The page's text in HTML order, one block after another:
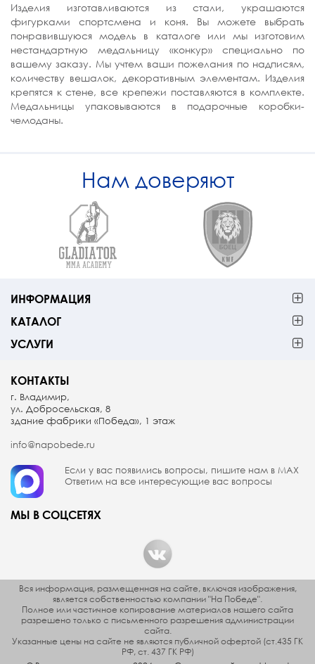
Изделия изготавливаются из стали, украшаются
фигурками спортсмена и коня. Вы можете выбрать
понравившуюся модель в каталоге или мы изготовим
нестандартную медальницу «конкур» специально по
вашему заказу. Мы учтем ваши пожелания по надписям,
количеству вешалок, декоративным элементам. Изделия
крепятся к стене, все крепежи поставляются в комплекте.
Медальницы упаковываются в подарочные коробки-
чемоданы.
Нам доверяют
ИНФОРМАЦИЯ
КАТАЛОГ
УСЛУГИ
КОНТАКТЫ
г. Владимир,
ул. Добросельская, 8
здание фабрики «Победа», 1 этаж
info@napobede.ru
Если у вас появились вопросы, пишите нам в МАX
Ответим на все интересующие вас вопросы
МЫ В СОЦСЕТЯХ
Вся информация, размещенная на сайте, включая изображения,
является собственностью компании "На Победе".
Полное или частичное копирование материалов нашего сайта
разрешено только с письменного разрешения администрации
сайта.
Указанные цены на сайте не являются публичной офертой (ст.435 ГК
РФ, cт. 437 ГК РФ)